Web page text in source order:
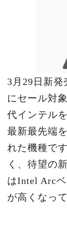
3月29日新発
にセール対
代インテル
最新最先端
れた機種で
く、待望の
はIntel Arc
が高くなっ